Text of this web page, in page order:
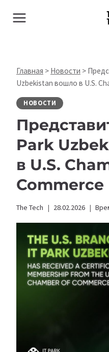
Главная > Новости >
Uzbekistan вошло в U.S.
НОВОСТИ
Park
в U.S.
Commerce
The Tech 28.02.2026